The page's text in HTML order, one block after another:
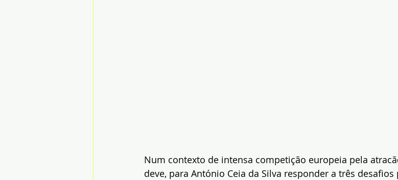
Num contexto de intensa competição europeia pela
deve, para António Ceia da Silva responder a três